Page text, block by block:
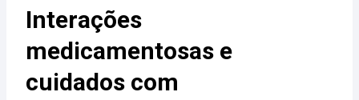
Interações
medicamentosas e
cuidados com